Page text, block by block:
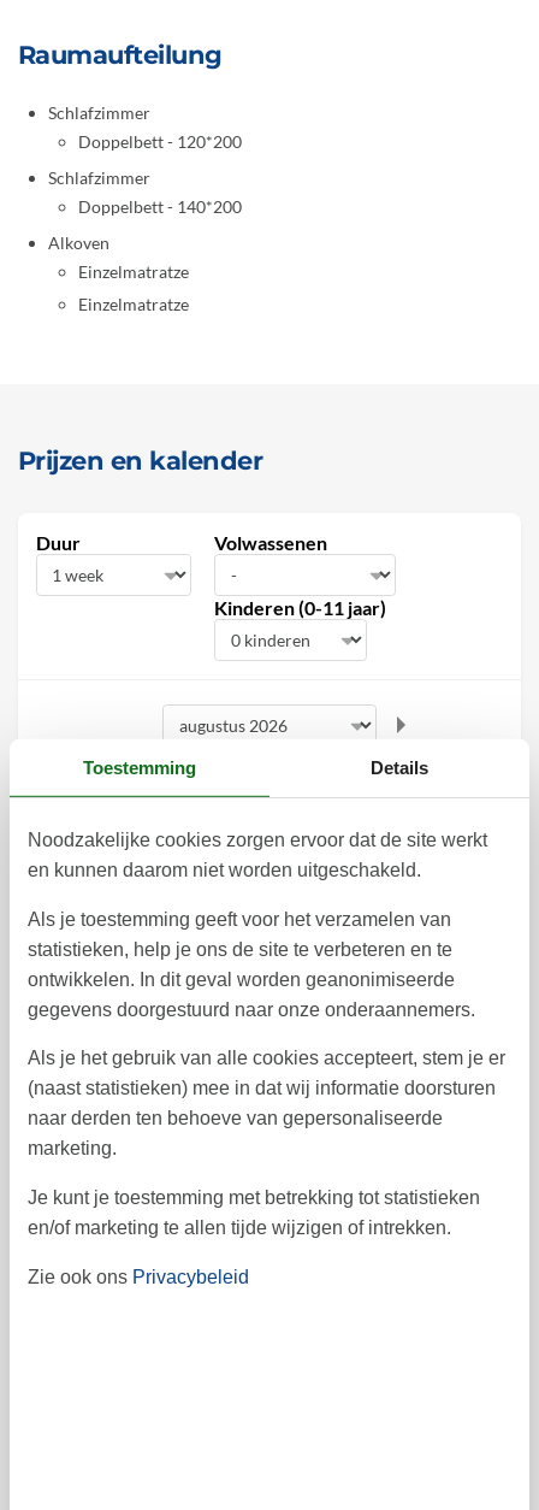
Raumaufteilung
Schlafzimmer
Doppelbett - 120*200
Schlafzimmer
Doppelbett - 140*200
Alkoven
Einzelmatratze
Einzelmatratze
Prijzen en kalender
Duur Volwassenen
Kinderen (0-11 jaar)
31 1
32 3 4 5 6 7 8
10 11 12 13 14 15
34 17 18 19 20 21 22 23
35 24 25 26 27 28 29 30
36
31
36 1 2 3 4 5
37 7 8 9
Toestemming Details
Noodzakelijke cookies zorgen ervoor dat de site werkt
en kunnen daarom niet worden uitgeschakeld.
Als je toestemming geeft voor het verzamelen van
statistieken, help je ons de site te verbeteren en te
ontwikkelen. In dit geval worden geanonimiseerde
gegevens doorgestuurd naar onze onderaannemers.
Als je het gebruik van alle cookies accepteert, stem je er
(naast statistieken) mee in dat wij informatie doorsturen
naar derden ten behoeve van gepersonaliseerde
marketing.
Je kunt je toestemming met betrekking tot statistieken
en/of marketing te allen tijde wijzigen of intrekken.
Zie ook ons Privacybeleid